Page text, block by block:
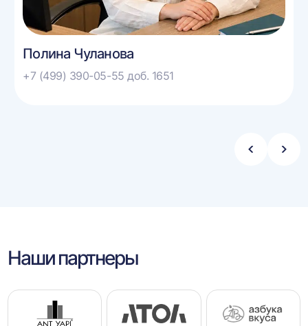
Полина Чуланова
+7 (499) 390-05-55 доб. 1651
Стрелка
Наши партнеры